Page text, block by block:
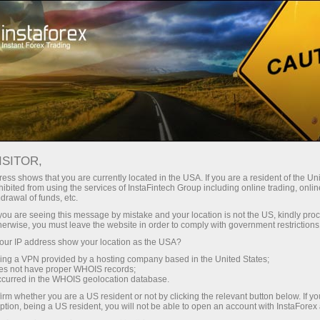
akaun segera Platform dagangan
Pedagang
Baru
Untuk Pelabur
Untuk Rakan
Niaga
akaun demo
global dan dengan bangganya mengumumkan
Penaja Utama (Grand Sponsor).
di Hotel Edsa Shangri-La!
pelabur, broker, dan pemimpin industri
shows that you are currently located in the USA. If you are a resident of the
from using the services of InstaFintech Group including online trading,
of funds, etc.
are seeing this message by mistake and your location is not the US, kindly
you must leave the website in order to comply with government
IP address show your location as the USA?
a VPN provided by a hosting company based in the United States;
not have proper WHOIS records;
in the WHOIS geolocation database.
whether you are a US resident or not by clicking the relevant button below. If
being a US resident, you will not be able to open an account with InstaForex